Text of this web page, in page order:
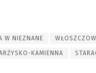
W NIEZNANE
KAMIENNA